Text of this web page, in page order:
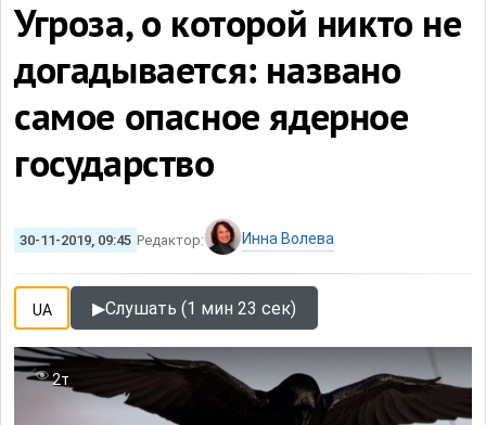
Угроза, о которой никто не
догадывается: названо
самое опасное ядерное
государство
30-11-2019, 09:45 Редактор: Инна Волева
UA ▶Слушать (1 мин 23 сек)
2т